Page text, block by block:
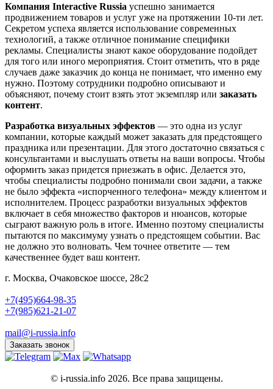
Компания Interactive Russia успешно занимается
продвижением товаров и услуг уже на протяжении 10-ти лет.
Секретом успеха является использование современных
технологий, а также отличное понимание специфики
рекламы. Специалисты знают какое оборудование подойдет
для того или иного мероприятия. Стоит отметить, что в ряде
случаев даже заказчик до конца не понимает, что именно ему
нужно. Поэтому сотрудники подробно описывают и
объясняют, почему стоит взять этот экземпляр или заказать
контент.
Разработка визуальных эффектов — это одна из услуг
компании, которые каждый может заказать для предстоящего
праздника или презентации. Для этого достаточно связаться с
консультантами и выслушать ответы на ваши вопросы. Чтобы
оформить заказ придется приезжать в офис. Делается это,
чтобы специалисты подробно понимали свои задачи, а также
не было эффекта «испорченного телефона» между клиентом и
исполнителем. Процесс разработки визуальных эффектов
включает в себя множество факторов и нюансов, которые
сыграют важную роль в итоге. Именно поэтому специалисты
пытаются по максимуму узнать о предстоящем событии. Вас
не должно это волновать. Чем точнее ответите — тем
качественнее будет ваш контент.
г. Москва, Очаковское шоссе, 28с2
+7(495)664-98-35
+7(985)621-21-07
mail@i-russia.info
Заказать звонок
© i-russia.info 2026. Все права защищены.